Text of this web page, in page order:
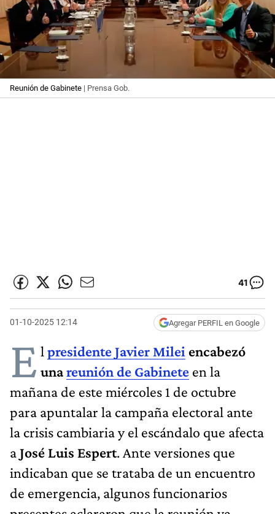
Reunión de Gabinete | Prensa Gob.
41
01-10-2025 12:14 Agregar PERFIL en Google
E l presidente Javier Milei encabezó
unareunión de Gabinete en la
mañana de este miércoles 1 de octubre
para apuntalar la campaña electoral ante
la crisis cambiaria y el escándalo que afecta
aJosé Luis Espert. Ante versiones que
indicaban que se trataba de un encuentro
de emergencia, algunos funcionarios